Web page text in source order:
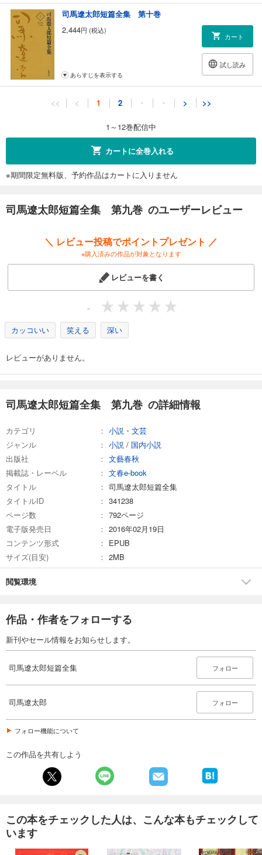
司馬遼太郎短篇全集 第十巻
2,444円 (税込)
カート
試し読み
あらすじを表示する
司馬遼太郎短篇全集 第十一巻
あらすじを表示する
司馬遼太郎短篇全集 第十二巻
あらすじを表示する
<< < 1 2 ・ ・ > >>
1～12巻配信中
カートに全巻入れる
※期間限定無料版、予約作品はカートに入りません
司馬遼太郎短篇全集 第九巻 のユーザーレビュー
＼ レビュー投稿でポイントプレゼント ／
※購入済みの作品が対象となります
レビューを書く
-
カッコいい 笑える 深い
レビューがありません。
司馬遼太郎短篇全集 第九巻 の詳細情報
カテゴリ
小説・文芸
ジャンル
小説 / 国内小説
出版社
文藝春秋
掲載誌・レーベル
文春e-book
タイトル
司馬遼太郎短篇全集
タイトルID
341238
ページ数
792ページ
電子版発売日
2016年02月19日
コンテンツ形式
EPUB
サイズ(目安)
2MB
閲覧環境
作品・作者をフォローする
新刊やセール情報をお知らせします。
司馬遼太郎短篇全集 フォロー
司馬遼太郎 フォロー
フォロー機能について
この作品を共有しよう
この本をチェックした人は、こんな本もチェックして
います